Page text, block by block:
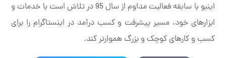
اینبو با سابقه فعالیت مداوم از سال 95 در تلاش است با خدمات و
ابزارهای خود، مسیر پیشرفت و کسب درآمد در اینستاگرام را برای
کسب و کارهای کوچک و بزرگ هموارتر کند.